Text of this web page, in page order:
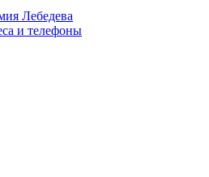
Лебедева
и телефоны